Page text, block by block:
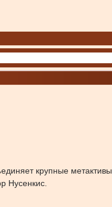
крупные
Нусенкис.